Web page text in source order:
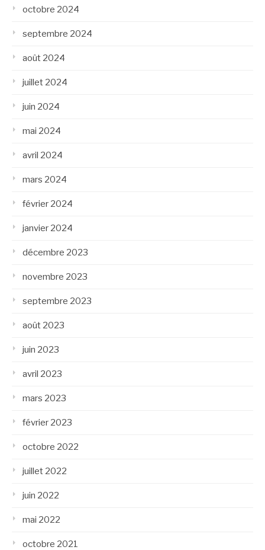
octobre 2024
septembre 2024
août 2024
juillet 2024
juin 2024
mai 2024
avril 2024
mars 2024
février 2024
janvier 2024
décembre 2023
novembre 2023
septembre 2023
août 2023
juin 2023
avril 2023
mars 2023
février 2023
octobre 2022
juillet 2022
juin 2022
mai 2022
octobre 2021